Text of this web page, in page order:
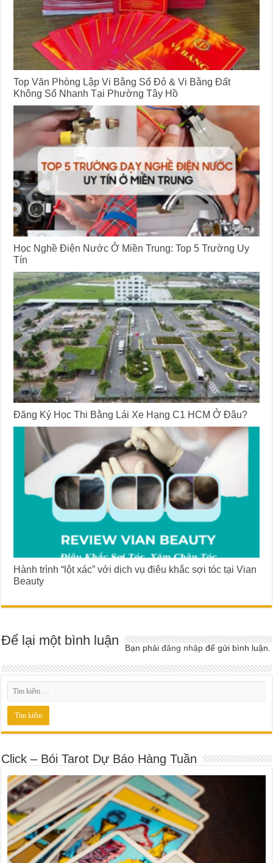
Top Văn Phòng Lập Vi Bằng Sổ Đỏ & Vi Bằng Đất
Không Sổ Nhanh Tại Phường Tây Hồ
Học Nghề Điện Nước Ở Miền Trung: Top 5 Trường Uy
Tín
Đăng Ký Học Thi Bằng Lái Xe Hạng C1 HCM Ở Đâu?
Hành trình “lột xác” với dịch vụ điêu khắc sợi tóc tại Vian
Beauty
Để lại một bình luận Bạn phảiđăng nhập để gửi bình luận.
Click – Bói Tarot Dự Báo Hàng Tuần